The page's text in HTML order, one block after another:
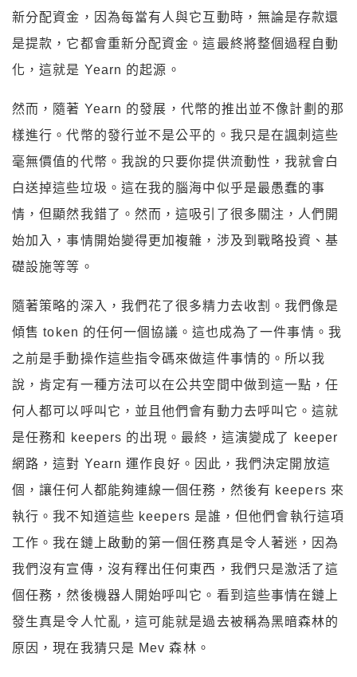
新分配資金，因為每當有人與它互動時，無論是存款還
是提款，它都會重新分配資金。這最終將整個過程自動
化，這就是 Yearn 的起源。
然而，隨著 Yearn 的發展，代幣的推出並不像計劃的那
樣進行。代幣的發行並不是公平的。我只是在諷刺這些
毫無價值的代幣。我說的只要你提供流動性，我就會白
白送掉這些垃圾。這在我的腦海中似乎是最愚蠢的事
情，但顯然我錯了。然而，這吸引了很多關注，人們開
始加入，事情開始變得更加複雜，涉及到戰略投資、基
礎設施等等。
隨著策略的深入，我們花了很多精力去收割。我們像是
傾售 token 的任何一個協議。這也成為了一件事情。我
之前是手動操作這些指令碼來做這件事情的。所以我
說，肯定有一種方法可以在公共空間中做到這一點，任
何人都可以呼叫它，並且他們會有動力去呼叫它。這就
是任務和 keepers 的出現。最終，這演變成了 keeper
網路，這對 Yearn 運作良好。因此，我們決定開放這
個，讓任何人都能夠連線一個任務，然後有 keepers 來
執行。我不知道這些 keepers 是誰，但他們會執行這項
工作。我在鏈上啟動的第一個任務真是令人著迷，因為
我們沒有宣傳，沒有釋出任何東西，我們只是激活了這
個任務，然後機器人開始呼叫它。看到這些事情在鏈上
發生真是令人忙亂，這可能就是過去被稱為黑暗森林的
原因，現在我猜只是 Mev 森林。